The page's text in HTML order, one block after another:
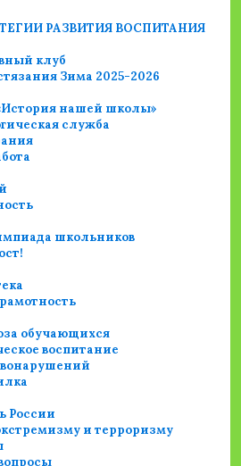
РАЗВИТИЯ ВОСПИТАНИЯ
клуб
Зима 2025-2026
нашей школы»
служба
школьников
обучающихся
воспитание
России
и терроризму